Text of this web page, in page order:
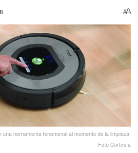
AA
herramienta fenomenal al momento de la limpieza.
Foto Cortesía